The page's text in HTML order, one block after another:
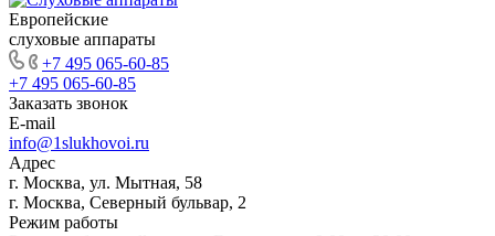
Европейские
слуховые аппараты
+7 495 065-60-85
+7 495 065-60-85
Заказать звонок
E-mail
info@1slukhovoi.ru
Адрес
г. Москва, ул. Мытная, 58
г. Москва, Северный бульвар, 2
Режим работы